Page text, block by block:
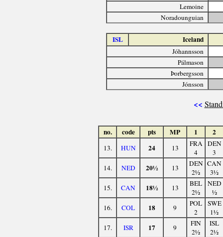
Lemoine
Noradounguian
ISL Iceland
Jóhannsson
Pálmason
Þorbergsson
Jónsson
<<
no. code pts MP 1 2
13. HUN 24 13
FRA
4
DEN
3
14.
NED 20½ 13
DEN
2½
CAN
3½
15.
CAN 18½ 13
BEL
2½
NED
½
16.
COL 18 9
POL
2
SWE
1½
17.
ISR 17 9
FIN
2½
ISL
2½